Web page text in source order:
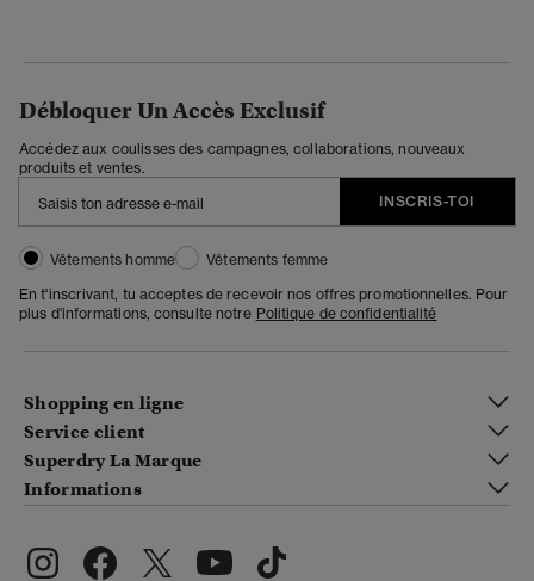
Débloquer Un Accès Exclusif
Accédez aux coulisses des campagnes, collaborations, nouveaux
produits et ventes.
INSCRIS-TOI
Vêtements homme
Vêtements femme
En t'inscrivant, tu acceptes de recevoir nos offres promotionnelles. Pour
plus d'informations, consulte notre Politique de confidentialité
Shopping en ligne
Service client
Superdry La Marque
Informations